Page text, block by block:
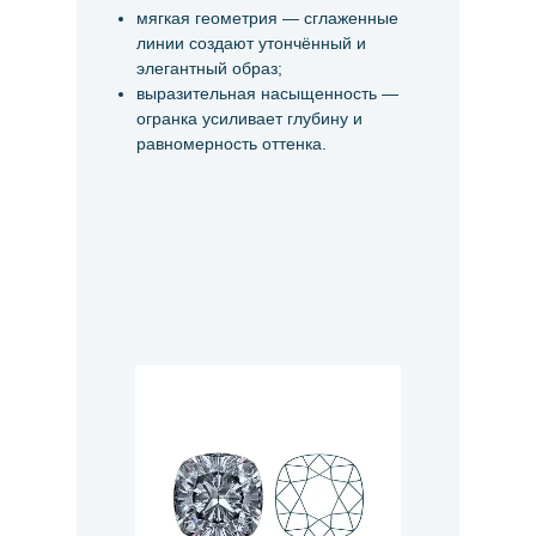
мягкая геометрия — сглаженные
линии создают утончённый и
элегантный образ;
выразительная насыщенность —
огранка усиливает глубину и
равномерность оттенка.